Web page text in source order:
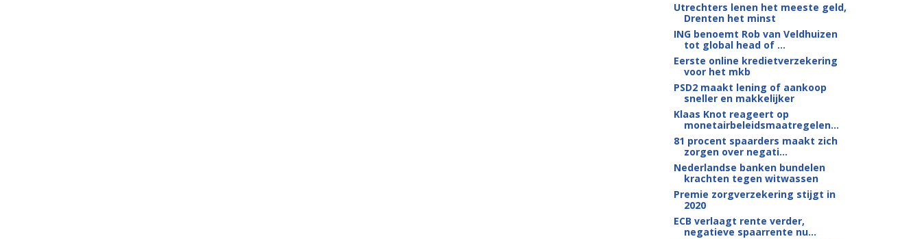
Utrechters lenen het meeste geld,
Drenten het minst
ING benoemt Rob van Veldhuizen
tot global head of ...
Eerste online kredietverzekering
voor het mkb
PSD2 maakt lening of aankoop
sneller en makkelijker
Klaas Knot reageert op
monetairbeleids­maatregelen...
81 procent spaarders maakt zich
zorgen over negati...
Nederlandse banken bundelen
krachten tegen witwassen
Premie zorgverzekering stijgt in
2020
ECB verlaagt rente verder,
negatieve spaarrente nu...